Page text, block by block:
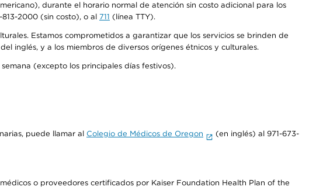
durante el horario normal de atención sin costo adicional para los
2000 (sin costo), o al 711 (línea TTY).
Estamos comprometidos a garantizar que los servicios se brinden de
inglés, y a los miembros de diversos orígenes étnicos y culturales.
(excepto los principales días festivos).
puede llamar al Colegio de Médicos de Oregon
(en inglés) al 971-673-
o proveedores certificados por Kaiser Foundation Health Plan of the